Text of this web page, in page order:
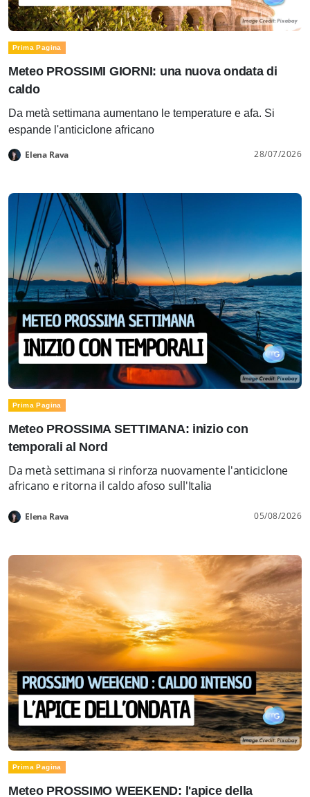
Prima Pagina
Meteo PROSSIMI GIORNI: una nuova ondata di
caldo
Da metà settimana aumentano le temperature e afa. Si
espande l'anticiclone africano
Elena Rava 28/07/2026
Prima Pagina
Meteo PROSSIMA SETTIMANA: inizio con
temporali al Nord
Da metà settimana si rinforza nuovamente l'anticiclone
africano e ritorna il caldo afoso sull'Italia
Elena Rava 05/08/2026
Prima Pagina
Meteo PROSSIMO WEEKEND: l'apice della